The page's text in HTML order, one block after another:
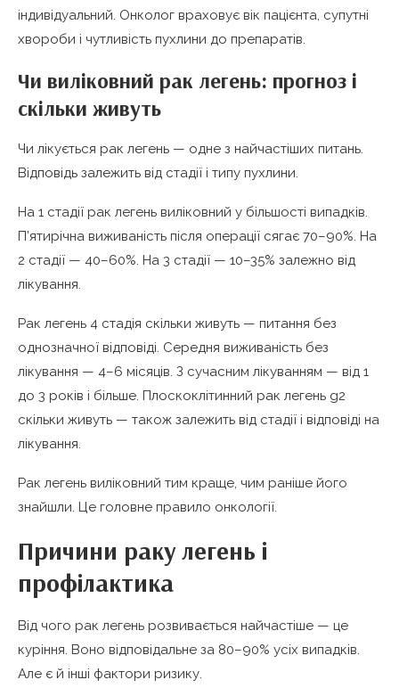
індивідуальний. Онколог враховує вік пацієнта, супутні
хвороби і чутливість пухлини до препаратів.
Чи виліковний рак легень: прогноз і
скільки живуть
Чи лікується рак легень — одне з найчастіших питань.
Відповідь залежить від стадії і типу пухлини.
На 1 стадії рак легень виліковний у більшості випадків.
П’ятирічна виживаність після операції сягає 70–90%. На
2 стадії — 40–60%. На 3 стадії — 10–35% залежно від
лікування.
Рак легень 4 стадія скільки живуть — питання без
однозначної відповіді. Середня виживаність без
лікування — 4–6 місяців. З сучасним лікуванням — від 1
до 3 років і більше. Плоскоклітинний рак легень g2
скільки живуть — також залежить від стадії і відповіді на
лікування.
Рак легень виліковний тим краще, чим раніше його
знайшли. Це головне правило онкології.
Причини раку легень і
профілактика
Від чого рак легень розвивається найчастіше — це
куріння. Воно відповідальне за 80–90% усіх випадків.
Але є й інші фактори ризику.